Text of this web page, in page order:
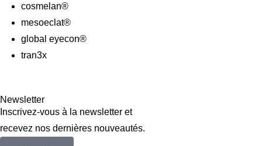
cosmelan®
mesoeclat®
global eyecon®
tran3x
Newsletter
Inscrivez-vous à la newsletter et
recevez nos dernières nouveautés.